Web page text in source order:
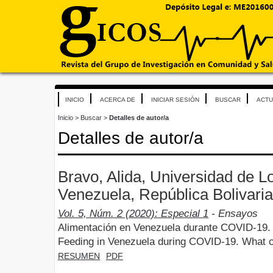
INICIO ACERCA DE INICIAR SESIÓN BUSCAR
Inicio > Buscar > Detalles de autor/a
Detalles de autor/a
Bravo, Alida, Universidad de
Venezuela, República
Vol. 5, Núm. 2 (2020): Especial 1 - Ensayos
Alimentación en Venezuela durante COVID-
Feeding in Venezuela during COVID-19. What
RESUMEN PDF